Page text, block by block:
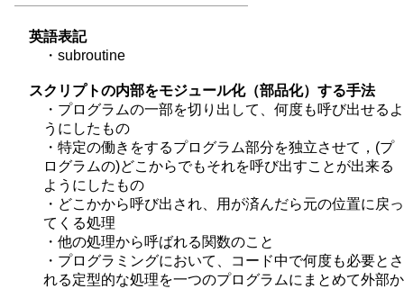
英語表記
・subroutine
スクリプトの内部をモジュール化（部品化）する手法
・プログラムの一部を切り出して、何度も呼び出せるよ
うにしたもの
・特定の働きをするプログラム部分を独立させて，(プ
ログラムの)どこからでもそれを呼び出すことが出来る
ようにしたもの
・どこかから呼び出され、用が済んだら元の位置に戻っ
てくる処理
・他の処理から呼ばれる関数のこと
・プログラミングにおいて、コード中で何度も必要とさ
れる定型的な処理を一つのプログラムにまとめて外部か